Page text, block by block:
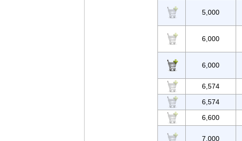
5,000
6,000
6,000
6,574
6,574
6,600
7,000